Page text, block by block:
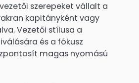
szerepeket vállalt a
kapitányként vagy
Vezetői stílusa a
és a fókusz
magas nyomású